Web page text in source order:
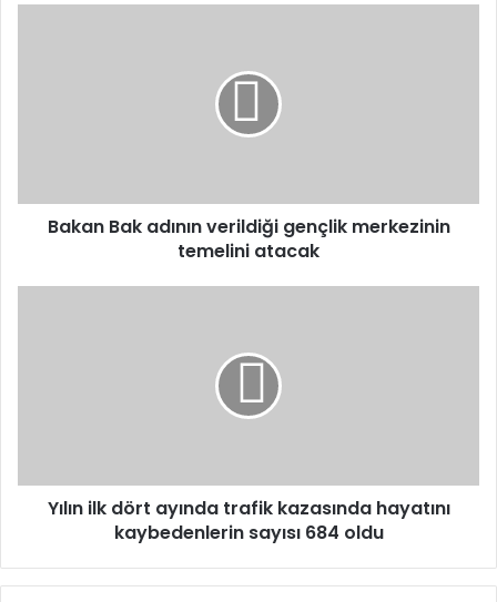
Bakan Bak adının verildiği gençlik merkezinin
temelini atacak
sayısı
Yılın ilk dört ayında trafik kazasında hayatını
kaybedenlerin sayısı 684 oldu